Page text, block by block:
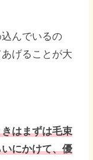
んでいるの
げることが大
はまずは毛束
にかけて、優